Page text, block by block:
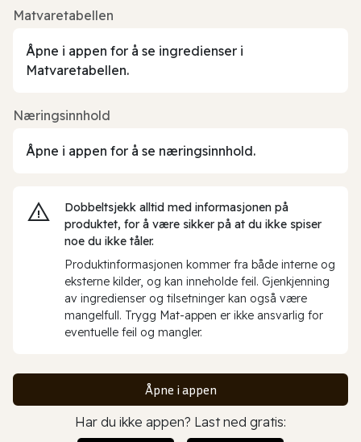
Matvaretabellen
Åpne i appen for å se ingredienser i
Matvaretabellen.
Næringsinnhold
Åpne i appen for å se næringsinnhold.
Dobbeltsjekk alltid med informasjonen på
produktet, for å være sikker på at du ikke spiser
noe du ikke tåler.
Produktinformasjonen kommer fra både interne og
eksterne kilder, og kan inneholde feil. Gjenkjenning
av ingredienser og tilsetninger kan også være
mangelfull. Trygg Mat-appen er ikke ansvarlig for
eventuelle feil og mangler.
Åpne i appen
Har du ikke appen? Last ned gratis: